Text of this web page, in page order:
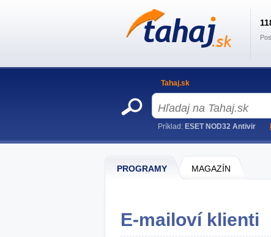
PROGRAMY MAGAZÍN
E-mailoví klienti
Tahaj.sk
Príklad: ESET NOD32 Antivir